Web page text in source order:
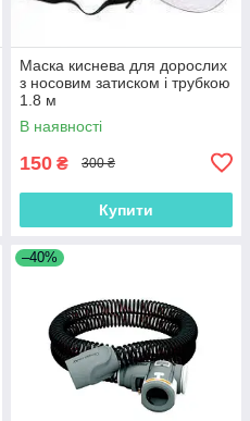
Маска киснева для дорослих
з носовим затиском і трубкою
1.8 м
В наявності
150 ₴ 300 ₴
Купити
–40%